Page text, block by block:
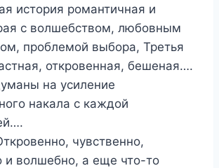
история романтичная и
с волшебством, любовным
проблемой выбора, Третья
откровенная, бешеная….
на усиление
накала с каждой
чувственно,
и волшебно, а еще что-то